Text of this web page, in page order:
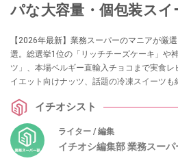
パな大容量・個包装ス
【2026年最新】業務スーパーのマニアが厳
選。総選挙1位の「リッチチーズケーキ」や
ツ」、本場ベルギー直輸入チョコまで実食
イエット向けナッツ、話題の冷凍スイーツ
しない業スーお菓子選びの決定版です。
イチオシスト
ライター / 編集
イチオシ編集部 業務スーパ